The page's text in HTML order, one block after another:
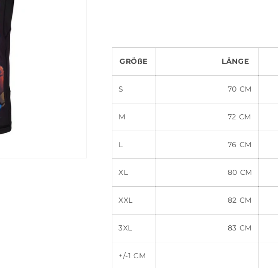
GRÖßE LÄNGE
S 70 CM
M 72 CM
L 76 CM
XL 80 CM
XXL 82 CM
3XL 83 CM
+/-1 CM